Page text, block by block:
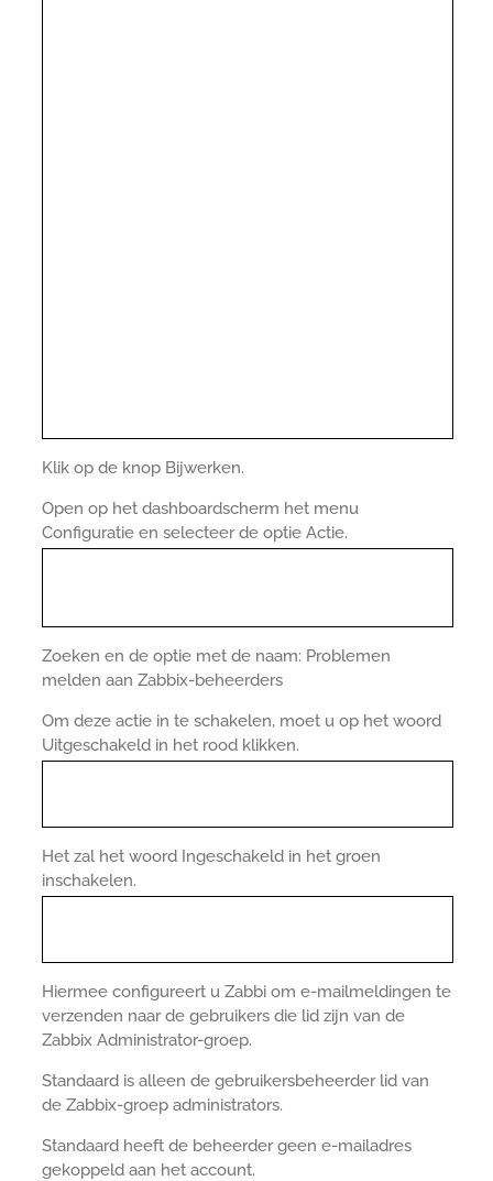
Klik op de knop Bijwerken.
Open op het dashboardscherm het menu
Configuratie en selecteer de optie Actie.
Zoeken en de optie met de naam: Problemen
melden aan Zabbix-beheerders
Om deze actie in te schakelen, moet u op het woord
Uitgeschakeld in het rood klikken.
Het zal het woord Ingeschakeld in het groen
inschakelen.
Hiermee configureert u Zabbi om e-mailmeldingen te
verzenden naar de gebruikers die lid zijn van de
Zabbix Administrator-groep.
Standaard is alleen de gebruikersbeheerder lid van
de Zabbix-groep administrators.
Standaard heeft de beheerder geen e-mailadres
gekoppeld aan het account.